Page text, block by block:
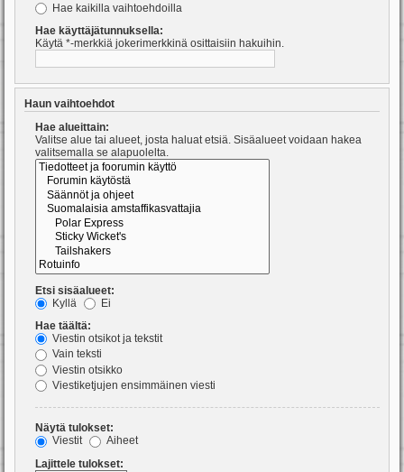
Hae kaikilla vaihtoehdoilla
Hae käyttäjätunnuksella:
Käytä *-merkkiä jokerimerkkinä osittaisiin hakuihin.
Haun vaihtoehdot
Hae alueittain:
Valitse alue tai alueet, josta haluat etsiä. Sisäalueet voidaan hakea
valitsemalla se alapuolelta.
Etsi sisäalueet:
Kyllä
Ei
Hae täältä:
Viestin otsikot ja tekstit
Vain teksti
Viestin otsikko
Viestiketjujen ensimmäinen viesti
Näytä tulokset:
Viestit
Aiheet
Lajittele tulokset: